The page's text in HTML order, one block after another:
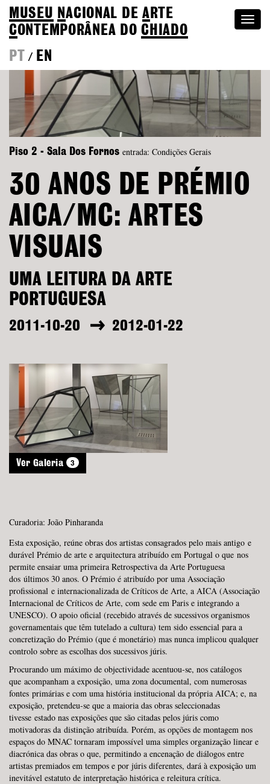
MUSEU NACIONAL DEA RTE
CONTEMPORÂNEA DOCHIADO
PT
/ EN
Piso 2 - Sala Dos Fornos entrada: Condições Gerais
30 ANOS DE PRÉMIO
AICA/MC: ARTES
VISUAIS
UMA LEITURA DA ARTE
PORTUGUESA
2011-10-20 2012-01-22
Ver Galeria 3
Curadoria: João Pinharanda
Esta exposição, reúne obras dos artistas consagrados pelo mais antigo e
durável Prémio de arte e arquitectura atribuído em Portugal o que nos
permite ensaiar uma primeira Retrospectiva da Arte Portuguesa
dos últimos 30 anos. O Prémio é atribuído por uma Associação
profissional e internacionalizada de Críticos de Arte, a AICA (Associação
Internacional de Críticos de Arte, com sede em Paris e integrando a
UNESCO). O apoio oficial (recebido através de sucessivos organismos
governamentais que têm tutelado a cultura) tem sido essencial para a
concretização do Prémio (que é monetário) mas nunca implicou qualquer
controlo sobre as escolhas dos sucessivos júris.
Procurando um máximo de objectividade acentuou-se, nos catálogos
que acompanham a exposição, uma zona documental, com numerosas
fontes primárias e com uma história institucional da própria AICA; e, na
exposição, pretendeu-se que a maioria das obras seleccionadas
tivesse estado nas exposições que são citadas pelos júris como
motivadoras da distinção atribuída. Porém, as opções de montagem nos
espaços do MNAC tornaram impossível uma simples organização linear e
diacrónica das obras o que, permitindo a encenação de diálogos entre
artistas premiados em tempos e por júris diferentes, dará à exposição um
inevitável estatuto de interpretação histórica e releitura crítica.